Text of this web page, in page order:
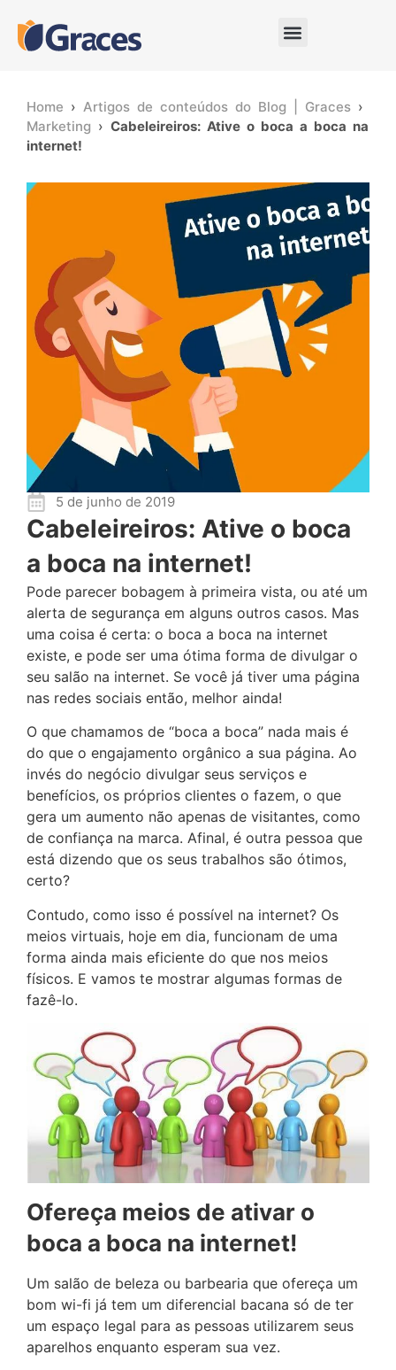
Home › Artigos de conteúdos do Blog | Graces ›
Marketing › Cabeleireiros: Ative o boca a boca na
internet!
5 de junho de 2019
Cabeleireiros: Ative o boca
a boca na internet!
Pode parecer bobagem à primeira vista, ou até um
alerta de segurança em alguns outros casos. Mas
uma coisa é certa: o boca a boca na internet
existe, e pode ser uma ótima forma de divulgar o
seu salão na internet. Se você já tiver uma página
nas redes sociais então, melhor ainda!
O que chamamos de “boca a boca” nada mais é
do que o engajamento orgânico a sua página. Ao
invés do negócio divulgar seus serviços e
benefícios, os próprios clientes o fazem, o que
gera um aumento não apenas de visitantes, como
de confiança na marca. Afinal, é outra pessoa que
está dizendo que os seus trabalhos são ótimos,
certo?
Contudo, como isso é possível na internet? Os
meios virtuais, hoje em dia, funcionam de uma
forma ainda mais eficiente do que nos meios
físicos. E vamos te mostrar algumas formas de
fazê-lo.
Ofereça meios de ativar o
boca a boca na internet!
Um salão de beleza ou barbearia que ofereça um
bom wi-fi já tem um diferencial bacana só de ter
um espaço legal para as pessoas utilizarem seus
aparelhos enquanto esperam sua vez.